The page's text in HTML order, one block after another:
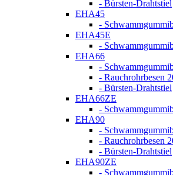
- Bürsten-Drahtstiel
EHA45
-
EHA45E
-
EHA66
-
- Rauchrohrbesen
- Bürsten-Drahtstiel
EHA66ZE
-
EHA90
-
- Rauchrohrbesen
- Bürsten-Drahtstiel
EHA90ZE
-